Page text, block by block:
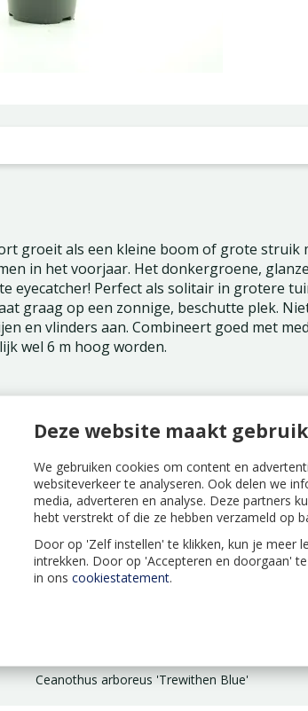
Deze website maakt
We gebruiken cookies om content en
websiteverkeer te analyseren. Ook delen we
media, adverteren en analyse. Deze partners
hebt verstrekt of die ze hebben verzameld op
Door op 'Zelf instellen' te klikken, kun je meer
intrekken. Door op 'Accepteren en doorgaan'
in ons cookiestatement.
groeit als een kleine boom of grote struik
in het voorjaar. Het donkergroene,
eyecatcher! Perfect als solitair in grotere
graag op een zonnige, beschutte plek.
en vlinders aan. Combineert goed met
wel 6 m hoog worden.
grond
zodra gevestigd
snoeien
Ceanothus arboreus 'Trewithen Blue'